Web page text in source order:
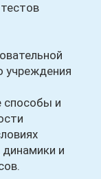
учреждения
и
и